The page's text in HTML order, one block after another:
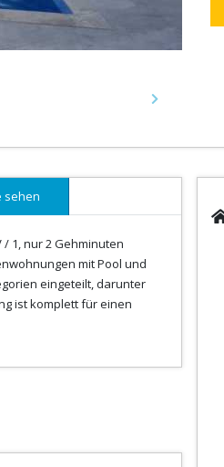
Next
sehen
1, nur 2 Gehminuten
mit Pool und
eingeteilt, darunter
ist komplett für einen